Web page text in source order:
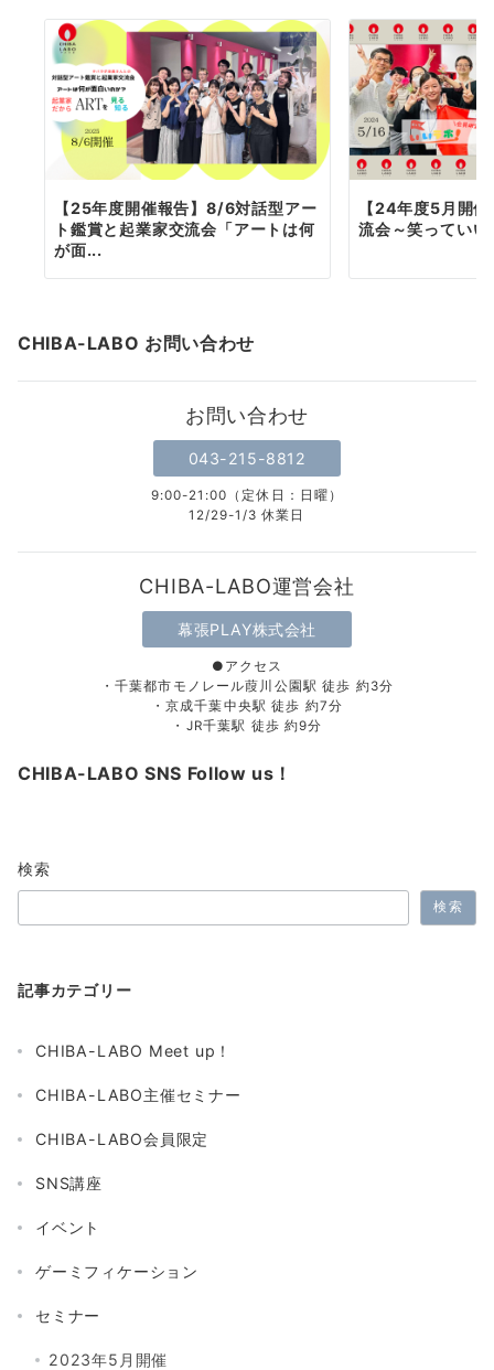
【25年度開催報告】8/6対話型アー
ト鑑賞と起業家交流会「アートは何
が面...
【24年度5月開
流会～笑っていい
CHIBA-LABO お問い合わせ
お問い合わせ
043-215-8812
9:00-21:00（定休日：日曜）
12/29-1/3 休業日
CHIBA-LABO運営会社
幕張PLAY株式会社
●アクセス
・千葉都市モノレール葭川公園駅 徒歩 約3分
・京成千葉中央駅 徒歩 約7分
・JR千葉駅 徒歩 約9分
CHIBA-LABO SNS Follow us！
検索
検索
記事カテゴリー
CHIBA-LABO Meet up！
CHIBA-LABO主催セミナー
CHIBA-LABO会員限定
SNS講座
イベント
ゲーミフィケーション
セミナー
2023年5月開催